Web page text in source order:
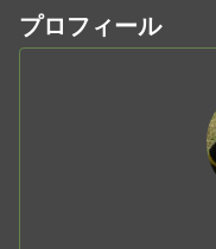
プロフィール